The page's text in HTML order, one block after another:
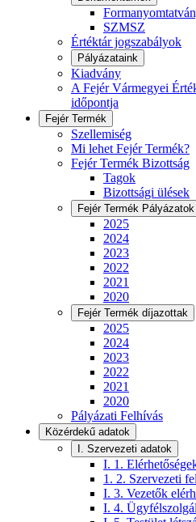
SZMSZ
Értéktár jogszabályok
Pályázataink
Kiadvány
A Fejér Vármegyei
időpontja
Fejér Termék
Szellemiség
Mi lehet Fejér Termék?
Fejér Termék Bizottság
Tagok
Bizottsági ülések
Fejér Termék Pályázatok
2025
2024
2023
2022
2021
2020
Fejér Termék díjazottak
2025
2024
2023
2022
2021
2020
Pályázati Felhívás
Közérdekű adatok
I. Szervezeti adatok
I. 1.
1. 2. Szervezeti
I. 3. Vezetők
I. 4.